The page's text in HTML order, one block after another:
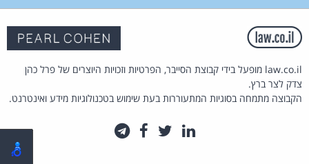
law.co.il מופעל בידי קבוצת הסייבר, הפרטיות וזכויות היוצרים של פרל כהן
צדק לצר ברץ.
הקבוצה מתמחה בסוגיות המתעוררות בעת שימוש בטכנולוגיות מידע ואינטרנט.
לינקדאין
טוויטרפייסבוק